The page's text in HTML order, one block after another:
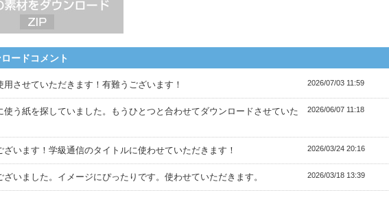
ードコメント
用させていただきます！有難うございます！ 2026/07/03 11:59
使う紙を探していました。もうひとつと合わせてダウンロードさせていた
2026/06/07 11:18
ざいます！学級通信のタイトルに使わせていただきます！ 2026/03/24 20:16
ざいました。イメージにぴったりです。使わせていただきます。 2026/03/18 13:39